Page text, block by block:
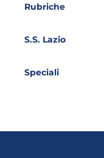
Rubriche
S.S. Lazio
Speciali